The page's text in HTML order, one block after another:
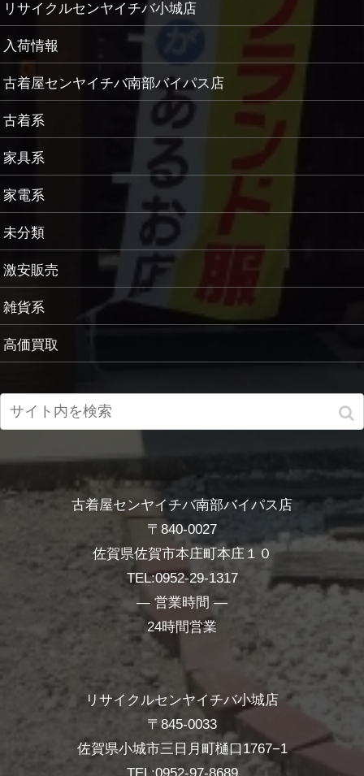
リサイクルセンヤイチバ小城店
入荷情報
古着屋センヤイチバ南部バイパス店
古着系
家具系
家電系
未分類
激安販売
雑貨系
高価買取
古着屋センヤイチバ南部バイパス店
〒840-0027
佐賀県佐賀市本庄町本庄１０
TEL:0952-29-1317
― 営業時間 ―
24時間営業
リサイクルセンヤイチバ小城店
〒845-0033
佐賀県小城市三日月町樋口1767−1